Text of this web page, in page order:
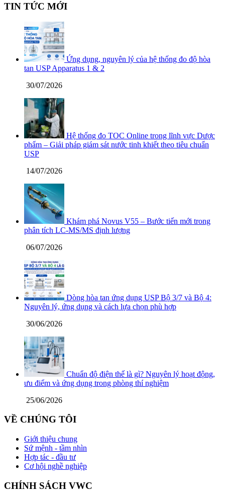
TIN TỨC MỚI
Ứng dụng, nguyên lý của hệ thống đo độ hòa
tan USP Apparatus 1 & 2
30/07/2026
Hệ thống đo TOC Online trong lĩnh vực Dược
phẩm – Giải pháp giám sát nước tinh khiết theo tiêu chuẩn
USP
14/07/2026
Khám phá Novus V55 – Bước tiến mới trong
phân tích LC-MS/MS định lượng
06/07/2026
Dòng hòa tan ứng dụng USP Bộ 3/7 và Bộ 4:
Nguyên lý, ứng dụng và cách lựa chọn phù hợp
30/06/2026
Chuẩn độ điện thế là gì? Nguyên lý hoạt động,
ưu điểm và ứng dụng trong phòng thí nghiệm
25/06/2026
VỀ CHÚNG TÔI
Giới thiệu chung
Sứ mệnh - tầm nhìn
Hợp tác - đầu tư
Cơ hội nghề nghiệp
CHÍNH SÁCH VWC